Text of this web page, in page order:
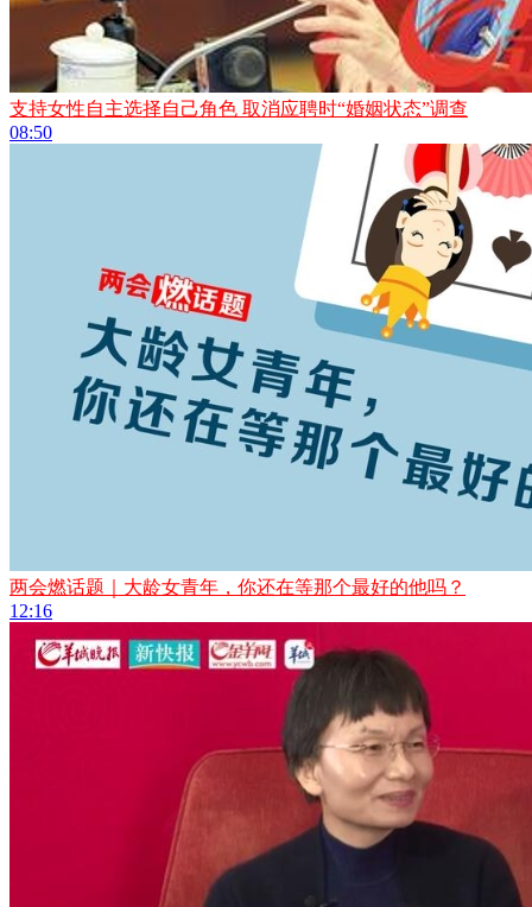
支持女性自主选择自己角色 取消应聘时“婚姻状态”调查
08:50
两会燃话题｜大龄女青年，你还在等那个最好的他吗？
12:16